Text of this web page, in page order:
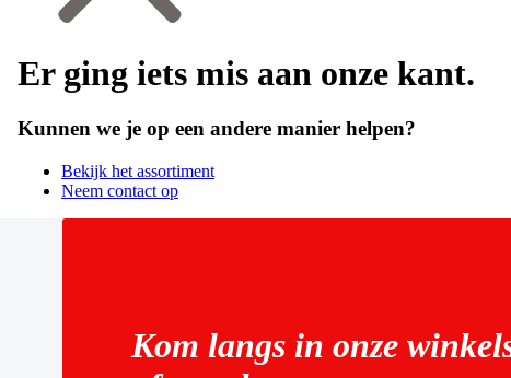
Er ging iets mis aan onze kant.
Kunnen we je op een andere manier helpen?
Bekijk het assortiment
Neem contact op
Kom langs in onze